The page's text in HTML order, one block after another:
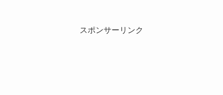
スポンサーリンク